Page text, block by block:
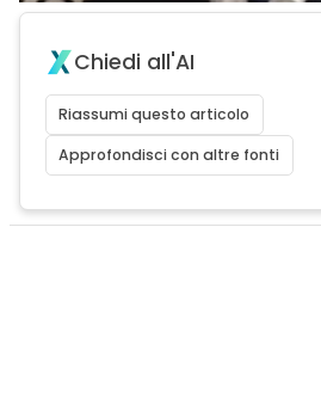
Chiedi all'AI
Riassumi questo articolo
Approfondisci con altre fonti